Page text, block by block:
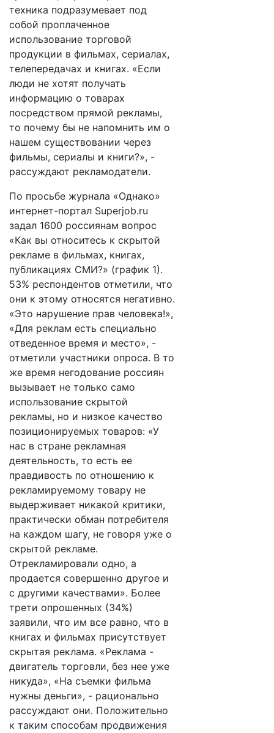
техника подразумевает под
собой проплаченное
использование торговой
продукции в фильмах, сериалах,
телепередачах и книгах. «Если
люди не хотят получать
информацию о товарах
посредством прямой рекламы,
то почему бы не напомнить им о
нашем существовании через
фильмы, сериалы и книги?», -
рассуждают рекламодатели.
По просьбе журнала «Однако»
интернет-портал Superjob.ru
задал 1600 россиянам вопрос
«Как вы относитесь к скрытой
рекламе в фильмах, книгах,
публикациях СМИ?» (график 1).
53% респондентов отметили, что
они к этому относятся негативно.
«Это нарушение прав человека!»,
«Для реклам есть специально
отведенное время и место», -
отметили участники опроса. В то
же время негодование россиян
вызывает не только само
использование скрытой
рекламы, но и низкое качество
позиционируемых товаров: «У
нас в стране рекламная
деятельность, то есть ее
правдивость по отношению к
рекламируемому товару не
выдерживает никакой критики,
практически обман потребителя
на каждом шагу, не говоря уже о
скрытой рекламе.
Отрекламировали одно, а
продается совершенно другое и
с другими качествами». Более
трети опрошенных (34%)
заявили, что им все равно, что в
книгах и фильмах присутствует
скрытая реклама. «Реклама -
двигатель торговли, без нее уже
никуда», «На съемки фильма
нужны деньги», - рационально
рассуждают они. Положительно
к таким способам продвижения